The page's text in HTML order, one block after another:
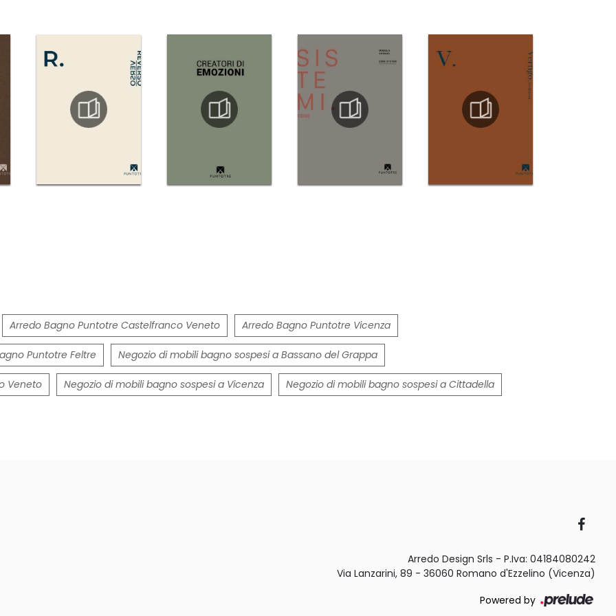
Arredo Bagno Puntotre Castelfranco Veneto Arredo Bagno Puntotre Vicenza
Puntotre Feltre Negozio di mobili bagno sospesi a Bassano del Grappa
Veneto Negozio di mobili bagno sospesi a Vicenza Negozio di mobili bagno sospesi a Cittadella
Arredo Design Srls - P.Iva: 04184080242
Via Lanzarini, 89 - 36060 Romano d'Ezzelino (Vicenza)
Powered by